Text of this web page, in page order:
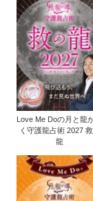
Love Me Doの月と龍
く守護龍占術 2027
龍